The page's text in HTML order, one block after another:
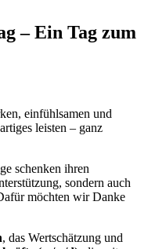
– Ein Tag zum
einfühlsamen und
leisten – ganz
schenken ihren
sondern auch
möchten wir Danke
, das Wertschätzung und